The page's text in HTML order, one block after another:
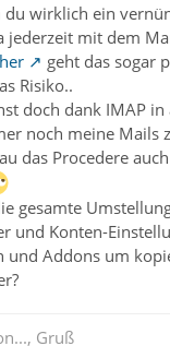
du wirklich ein
jederzeit mit dem
geht das sogar
Risiko..
doch dank IMAP in
noch meine Mails
das Procedere
gesamte
und Konten-
und Addons um
Gruß